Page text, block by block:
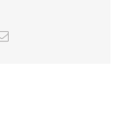
E-